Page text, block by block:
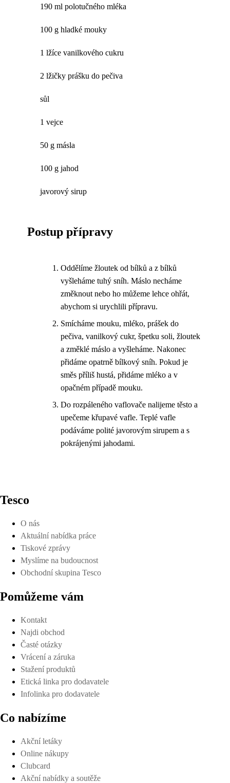
190 ml polotučného mléka
100 g hladké mouky
1 lžíce vanilkového cukru
2 lžičky prášku do pečiva
sůl
1 vejce
50 g másla
100 g jahod
javorový sirup
Postup přípravy
Oddělíme žloutek od bílků a z bílků
vyšleháme tuhý sníh. Máslo necháme
změknout nebo ho můžeme lehce ohřát,
abychom si urychlili přípravu.
Smícháme mouku, mléko, prášek do
pečiva, vanilkový cukr, špetku soli, žloutek
a změklé máslo a vyšleháme. Nakonec
přidáme opatrně bílkový sníh. Pokud je
směs příliš hustá, přidáme mléko a v
opačném případě mouku.
Do rozpáleného vaflovače nalijeme těsto a
upečeme křupavé vafle. Teplé vafle
podáváme polité javorovým sirupem a s
pokrájenými jahodami.
Tesco
O nás
Aktuální nabídka práce
Tiskové zprávy
Myslíme na budoucnost
Obchodní skupina Tesco
Pomůžeme vám
Kontakt
Najdi obchod
Časté otázky
Vrácení a záruka
Stažení produktů
Etická linka pro dodavatele
Infolinka pro dodavatele
Co nabízíme
Akční letáky
Online nákupy
Clubcard
Akční nabídky a soutěže